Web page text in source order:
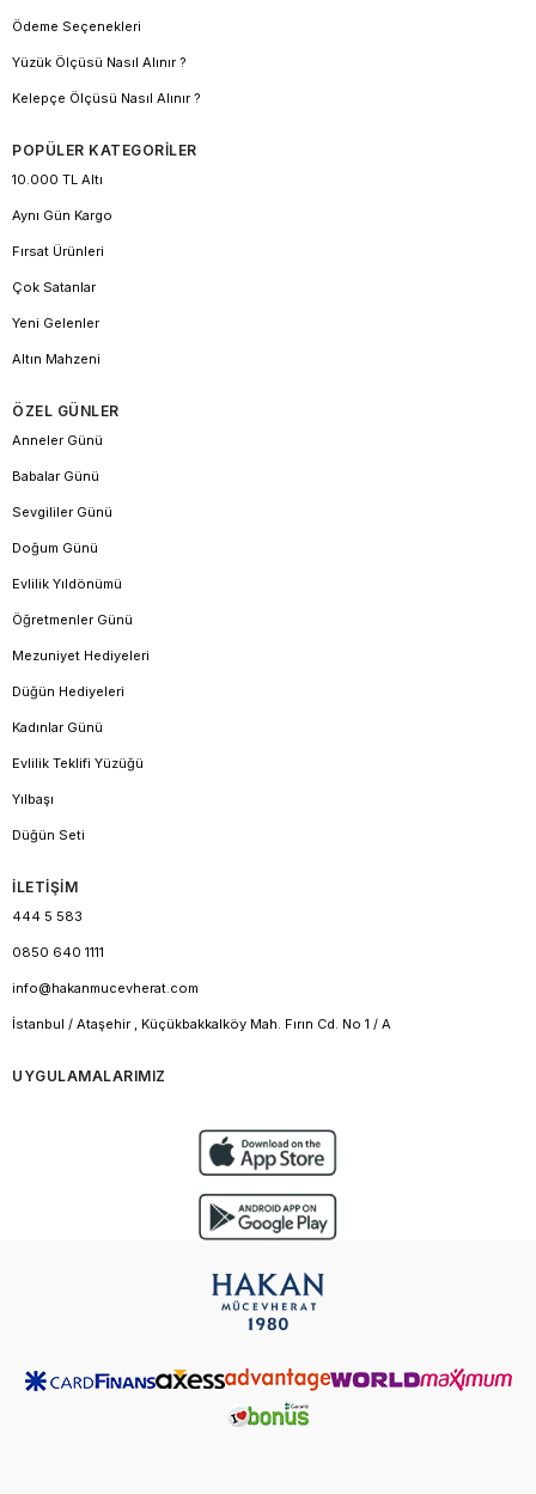
Ödeme Seçenekleri
Yüzük Ölçüsü Nasıl Alınır ?
Kelepçe Ölçüsü Nasıl Alınır ?
POPÜLER KATEGORİLER
10.000 TL Altı
Aynı Gün Kargo
Fırsat Ürünleri
Çok Satanlar
Yeni Gelenler
Altın Mahzeni
ÖZEL GÜNLER
Anneler Günü
Babalar Günü
Sevgililer Günü
Doğum Günü
Evlilik Yıldönümü
Öğretmenler Günü
Mezuniyet Hediyeleri
Düğün Hediyeleri
Kadınlar Günü
Evlilik Teklifi Yüzüğü
Yılbaşı
Düğün Seti
İLETİŞİM
444 5 583
0850 640 1111
info@hakanmucevherat.com
İstanbul / Ataşehir , Küçükbakkalköy Mah. Fırın Cd. No 1 / A
UYGULAMALARIMIZ